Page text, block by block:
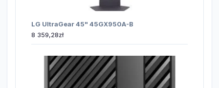
LG UltraGear 45" 45GX950A-B
8 359,28zł